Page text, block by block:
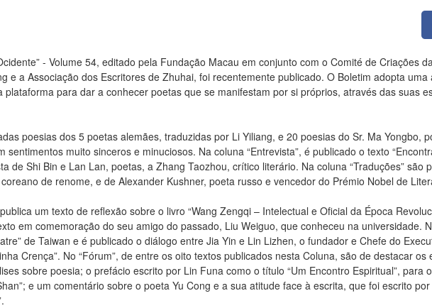
- Volume 54, editado pela Fundação Macau em conjunto com o Comité de Criações
e a Associação dos Escritores de Zhuhai, foi recentemente publicado. O Boletim adopta
para dar a conhecer poetas que se manifestam por si próprios, através das suas
poesias dos 5 poetas alemães, traduzidas por Li Yiliang, e 20 poesias do Sr. Ma Yongbo,
sentimentos muito sinceros e minuciosos. Na coluna “Entrevista”, é publicado o texto
de Shi Bin e Lan Lan, poetas, a Zhang Taozhou, crítico literário. Na coluna “Traduções” são
de renome, e de Alexander Kushner, poeta russo e vencedor do Prémio Nobel de
um texto de reflexão sobre o livro “Wang Zengqi – Intelectual e Oficial da Época
em comemoração do seu amigo do passado, Liu Weiguo, que conheceu na universidade.
de Taiwan e é publicado o diálogo entre Jia Yin e Lin Lizhen, o fundador e Chefe do
Crença”. No “Fórum”, de entre os oito textos publicados nesta Coluna, são de destacar os
sobre poesia; o prefácio escrito por Lin Funa como o título “Um Encontro Espiritual”, para
e um comentário sobre o poeta Yu Cong e a sua atitude face à escrita, que foi escrito